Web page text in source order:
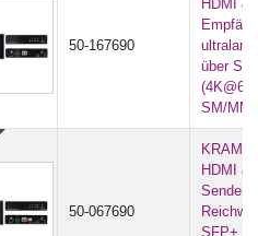
50-167690
HDMI &
über
SM/MM)
50-067690
HDMI &
Sender
SFP+